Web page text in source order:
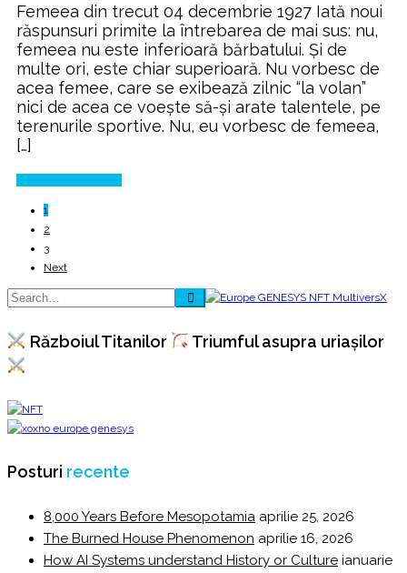
Femeea din trecut 04 decembrie 1927 Iată noui
răspunsuri primite la întrebarea de mai sus: nu,
femeea nu este inferioară bărbatului. Și de
multe ori, este chiar superioară. Nu vorbesc de
acea femee, care se exibează zilnic “la volan”
nici de acea ce voește să-și arate talentele, pe
terenurile sportive. Nu, eu vorbesc de femeea,
[…]
1
2
3
Next
Războiul Titanilor Triumful asupra uriașilor
Posturi recente
8,000 Years Before Mesopotamia aprilie 25, 2026
The Burned House Phenomenon aprilie 16, 2026
How AI Systems understand History or Culture ianuarie